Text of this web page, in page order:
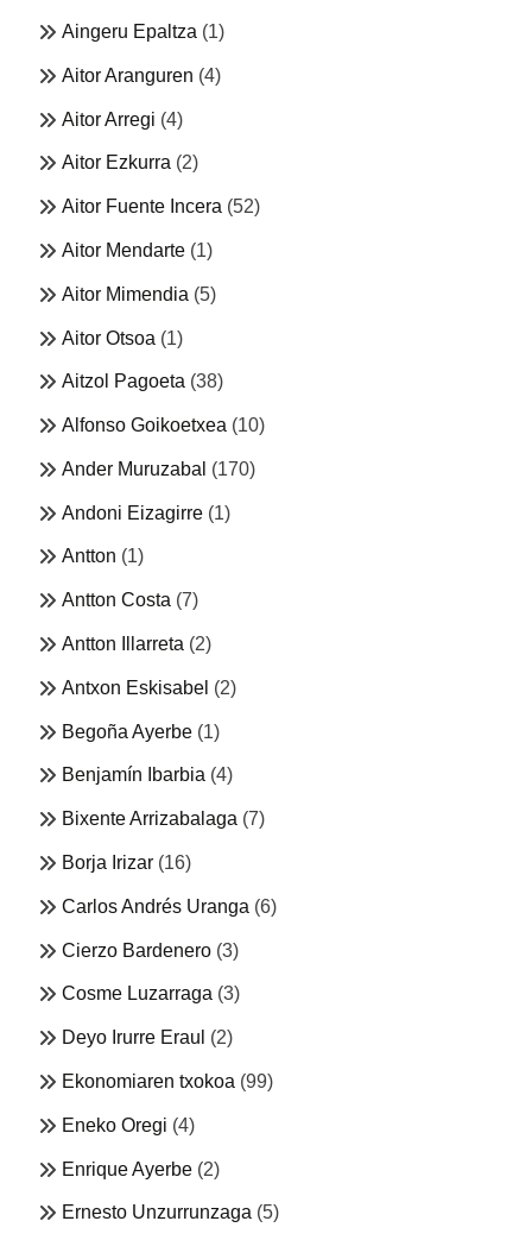
Aingeru Epaltza (1)
Aitor Aranguren (4)
Aitor Arregi (4)
Aitor Ezkurra (2)
Aitor Fuente Incera (52)
Aitor Mendarte (1)
Aitor Mimendia (5)
Aitor Otsoa (1)
Aitzol Pagoeta (38)
Alfonso Goikoetxea (10)
Ander Muruzabal (170)
Andoni Eizagirre (1)
Antton (1)
Antton Costa (7)
Antton Illarreta (2)
Antxon Eskisabel (2)
Begoña Ayerbe (1)
Benjamín Ibarbia (4)
Bixente Arrizabalaga (7)
Borja Irizar (16)
Carlos Andrés Uranga (6)
Cierzo Bardenero (3)
Cosme Luzarraga (3)
Deyo Irurre Eraul (2)
Ekonomiaren txokoa (99)
Eneko Oregi (4)
Enrique Ayerbe (2)
Ernesto Unzurrunzaga (5)